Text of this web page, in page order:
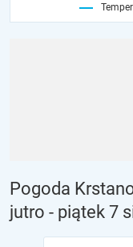
Pogoda
jutro - piątek 7